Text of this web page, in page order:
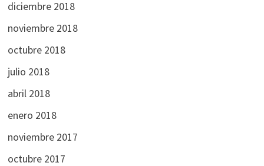
diciembre 2018
noviembre 2018
octubre 2018
julio 2018
abril 2018
enero 2018
noviembre 2017
octubre 2017